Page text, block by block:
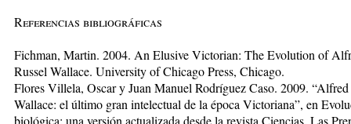
Referencias bibliográficas
Fichman, Martin. 2004. An Elusive Victorian: The Evolution of
Russel Wallace. University of Chicago Press, Chicago.
Flores Villela, Oscar y Juan Manuel Rodríguez Caso. 2009. “Alfred
Wallace: el último gran intelectual de la época Victoriana”, en
biológica: una versión actualizada desde la revista Ciencias. Las